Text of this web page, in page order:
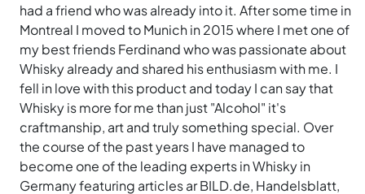
had a friend who was already into it. After some time in
Montreal I moved to Munich in 2015 where I met one of
my best friends Ferdinand who was passionate about
Whisky already and shared his enthusiasm with me. I
fell in love with this product and today I can say that
Whisky is more for me than just "Alcohol" it's
craftmanship, art and truly something special. Over
the course of the past years I have managed to
become one of the leading experts in Whisky in
Germany featuring articles ar BILD.de, Handelsblatt,